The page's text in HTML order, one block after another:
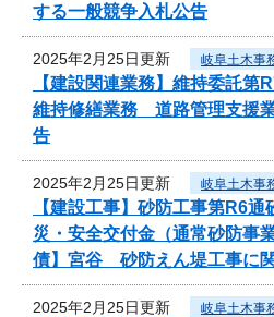
する一般競争入札公告
2025年2月25日更新 岐阜土木事
【建設関連業務】維持委託
維持修繕業務 道路管理支援
告
2025年2月25日更新 岐阜土木事
【建設工事】砂防工事第R6
災・安全交付金（通常砂防事
債】宮谷 砂防えん堤工事に
2025年2月25日更新 岐阜土木事